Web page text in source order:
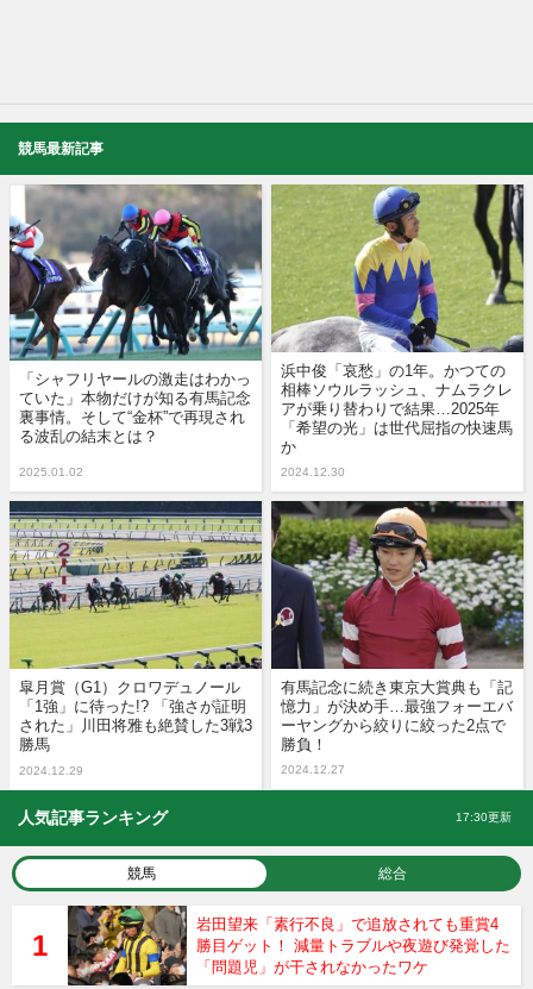
競馬最新記事
「シャフリヤールの激走はわかっ
ていた」本物だけが知る有馬記念
裏事情。そして“金杯”で再現され
る波乱の結末とは？
2025.01.02
浜中俊「哀愁」の1年。かつての
相棒ソウルラッシュ、ナムラクレ
アが乗り替わりで結果…2025年
「希望の光」は世代屈指の快速馬
か
2024.12.30
皐月賞（G1）クロワデュノール
「1強」に待った!? 「強さが証明
された」川田将雅も絶賛した3戦3
勝馬
2024.12.29
有馬記念に続き東京大賞典も「記
憶力」が決め手…最強フォーエバ
ーヤングから絞りに絞った2点で
勝負！
2024.12.27
人気記事ランキング 17:30更新
競馬 総合
岩田望来「素行不良」で追放されても重賞4
勝目ゲット！ 減量トラブルや夜遊び発覚した
「問題児」が干されなかったワケ